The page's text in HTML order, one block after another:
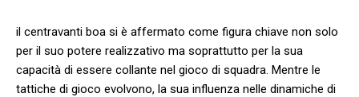
il centravanti ‌boa⁢ si è affermato come‍ figura⁤ chiave non⁣ solo
per il suo potere‍ realizzativo⁢ ma soprattutto per la sua
capacità ‌di essere ⁤collante nel gioco di squadra. ​Mentre‍ le
tattiche​ di gioco evolvono, la sua​ influenza ‌nelle⁢ dinamiche di